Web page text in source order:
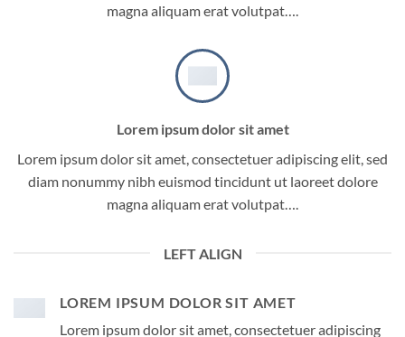
magna aliquam erat volutpat….
Lorem ipsum dolor sit amet
Lorem ipsum dolor sit amet, consectetuer adipiscing elit, sed
diam nonummy nibh euismod tincidunt ut laoreet dolore
magna aliquam erat volutpat….
LEFT ALIGN
LOREM IPSUM DOLOR SIT AMET
Lorem ipsum dolor sit amet, consectetuer adipiscing